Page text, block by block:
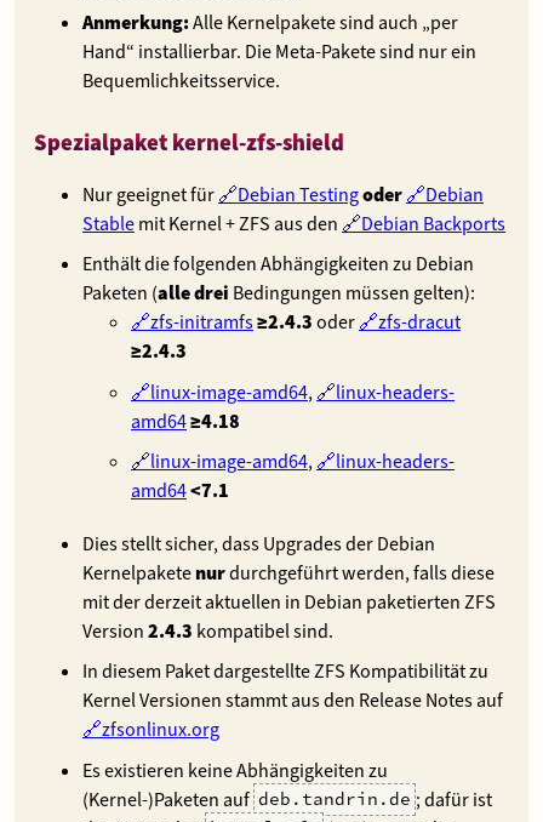
Anmerkung:Alle Kernelpakete sind auch „per
Hand“ installierbar. Die Meta-Pakete sind nur ein
Bequemlichkeitsservice.
Spezialpaket kernel-zfs-shield
Nur geeignet für Debian Testingoder
Debian
Stablemit Kernel + ZFS aus den
Debian Backports
Enthält die folgenden Abhängigkeiten zu Debian
Paketen (alle drei Bedingungen müssen gelten):
zfs-initramfs≥2.4.3oder
zfs-dracut
≥2.4.3
linux-image-amd64,
linux-headers-
amd64≥4.18
linux-image-amd64,
linux-headers-
amd64<7.1
Dies stellt sicher, dass Upgrades der Debian
Kernelpaketenurdurchgeführt werden, falls diese
mit der derzeit aktuellen in Debian paketierten ZFS
Version2.4.3 kompatibel sind.
In diesem Paket dargestellte ZFS Kompatibilität zu
Kernel Versionen stammt aus den Release Notes auf
zfsonlinux.org
Es existieren keine Abhängigkeiten zu
(Kernel-)Paketen auf deb.tandrin.de ; dafür ist